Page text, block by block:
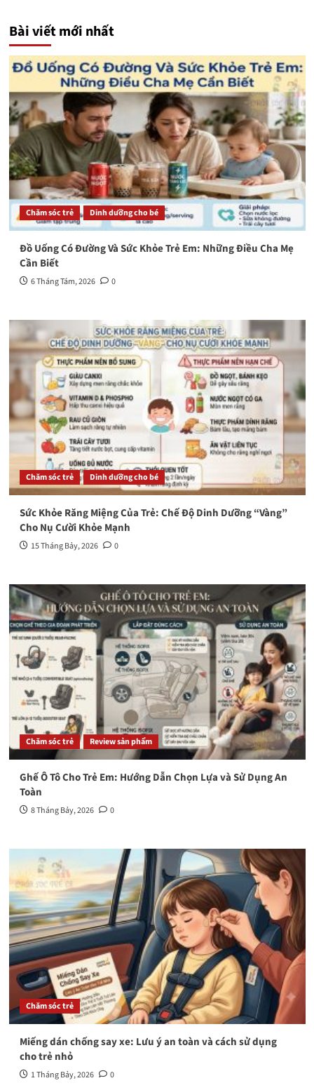
Bài viết mới nhất
Chăm sóc trẻ Dinh dưỡng cho bé
Đồ Uống Có Đường Và Sức Khỏe Trẻ Em: Những Điều Cha Mẹ
Cần Biết
6 Tháng Tám, 2026 0
Chăm sóc trẻ Dinh dưỡng cho bé
Sức Khỏe Răng Miệng Của Trẻ: Chế Độ Dinh Dưỡng “Vàng”
Cho Nụ Cười Khỏe Mạnh
15 Tháng Bảy, 2026 0
Chăm sóc trẻ Review sản phẩm
Ghế Ô Tô Cho Trẻ Em: Hướng Dẫn Chọn Lựa và Sử Dụng An
Toàn
8 Tháng Bảy, 2026 0
Chăm sóc trẻ
Miếng dán chống say xe: Lưu ý an toàn và cách sử dụng
cho trẻ nhỏ
1 Tháng Bảy, 2026 0